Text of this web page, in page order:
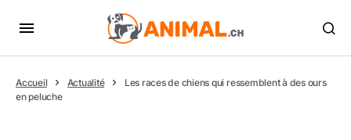
Accueil Actualité
Les races de chiens qui ressemblent à des ours
en peluche